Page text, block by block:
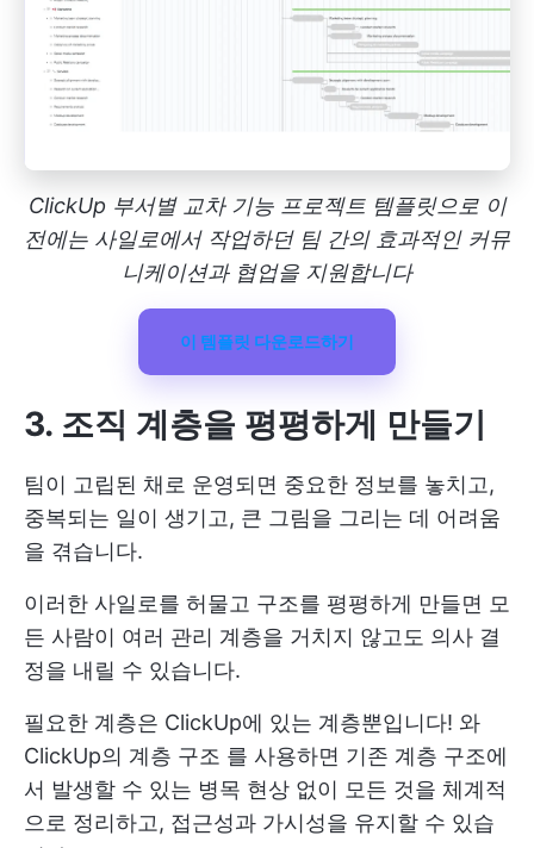
ClickUp 부서별 교차 기능 프로젝트 템플릿으로 이
전에는 사일로에서 작업하던 팀 간의 효과적인 커뮤
니케이션과 협업을 지원합니다
이 템플릿 다운로드하기
3. 조직 계층을 평평하게 만들기
팀이 고립된 채로 운영되면 중요한 정보를 놓치고,
중복되는 일이 생기고, 큰 그림을 그리는 데 어려움
을 겪습니다.
이러한 사일로를 허물고 구조를 평평하게 만들면 모
든 사람이 여러 관리 계층을 거치지 않고도 의사 결
정을 내릴 수 있습니다.
필요한 계층은 ClickUp에 있는 계층뿐입니다! 와
ClickUp의 계층 구조 를 사용하면 기존 계층 구조에
서 발생할 수 있는 병목 현상 없이 모든 것을 체계적
으로 정리하고, 접근성과 가시성을 유지할 수 있습